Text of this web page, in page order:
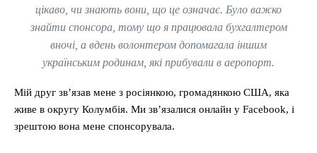
цікаво, чи знають вони, що це означає. Було важко
знайти спонсора, тому що я працювала бухгалтером
вночі, а вдень волонтером допомагала іншим
українським родинам, які прибували в аеропорт.
Мій друг зв’язав мене з росіянкою, громадянкою США, яка
живе в округу Колумбія. Ми зв’язалися онлайн у Facebook, і
зрештою вона мене спонсорувала.